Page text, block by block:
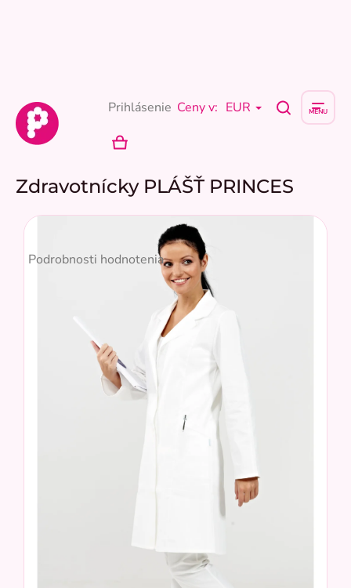
Ceny v: EUR
Prihlásenie
NÁKUPNÝ
Zdravotnícky PLÁŠŤ PRINCES
hodnotenie
Podrobnosti hodnotenia